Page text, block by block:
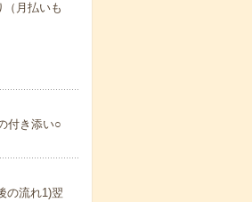
月払いも
付き添い○
流れ1)翌